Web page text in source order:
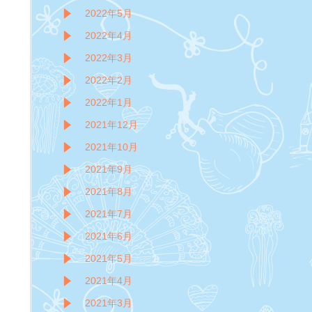
2022年5月
2022年4月
2022年3月
2022年2月
2022年1月
2021年12月
2021年10月
2021年9月
2021年8月
2021年7月
2021年6月
2021年5月
2021年4月
2021年3月